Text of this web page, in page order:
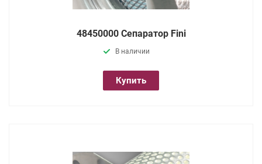
48450000 Сепаратор Fini
В наличии
Купить